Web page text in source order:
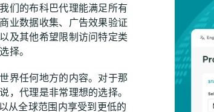
们的布科巴代理能满足所有
业数据收集、广告效果验证
及其他希望限制访问特定类
择。
界任何地方的内容。对于那
，代理是非常理想的选择。
从全球范围内享受到更低的